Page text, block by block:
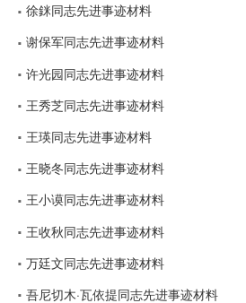
徐銤同志先进事迹材料
谢保军同志先进事迹材料
许光园同志先进事迹材料
王秀芝同志先进事迹材料
王瑛同志先进事迹材料
王晓冬同志先进事迹材料
王小谟同志先进事迹材料
王收秋同志先进事迹材料
万廷文同志先进事迹材料
吾尼切木·瓦依提同志先进事迹材料